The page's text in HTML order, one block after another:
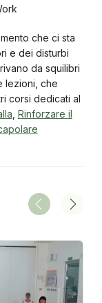
che ci sta
e dei disturbi
da squilibri
lezioni, che
corsi dedicati al
Rinforzare il